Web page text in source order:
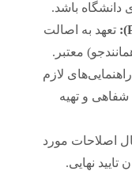
دانشگاه باشد.
تعهد به اصالت
معتبر.
راهنمایی‌های لازم
و تهیه
اصلاحات مورد
تایید نهایی.